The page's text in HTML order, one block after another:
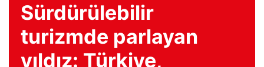
Sürdürülebilir
turizmde parlayan
yıldız: Türkiye,